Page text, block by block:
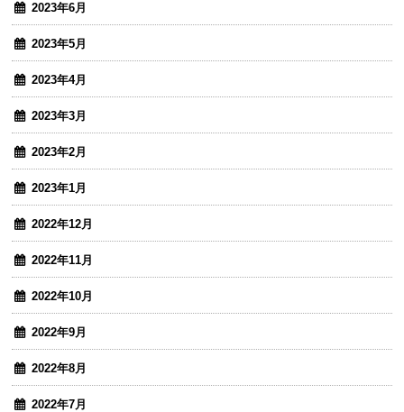
2023年6月
2023年5月
2023年4月
2023年3月
2023年2月
2023年1月
2022年12月
2022年11月
2022年10月
2022年9月
2022年8月
2022年7月